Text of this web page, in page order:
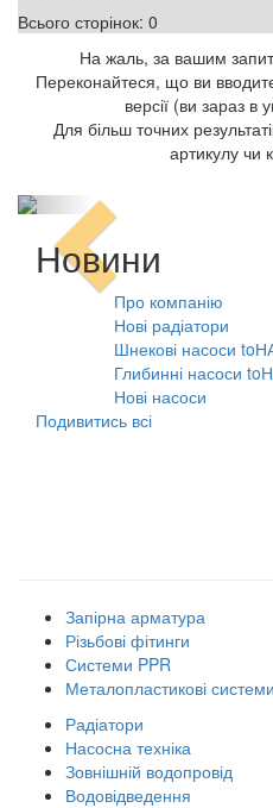
Всього сторінок: 0
На жаль, за вашим
Переконайтеся, що ви
версії (ви зараз в
Для більш точних
артикулу чи
Новини
Про компанію
Нові радіатори
Шнекові насоси
Глибинні насоси
Нові насоси
Подивитись всі
Запірна арматура
Різьбові фітинги
Системи PPR
Металопластикові системи
Радіатори
Насосна техніка
Зовнішній водопровід
Водовідведення